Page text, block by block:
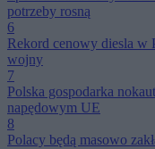
potrzeby rosną
6
Rekord cenowy diesla w
wojny
7
Polska gospodarka
napędowym UE
8
Polacy będą masowo